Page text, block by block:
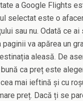
a Google Flights
selectat este o
sau nu. Odată ce
va apărea un
aleasă. De
ca preț este
mai ieftină și cu
preț. Dacă ți se